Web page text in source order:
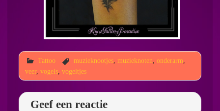
Tattoo muzieknootjes, muzieknoten onderarm
veer, vogels, vogeltjes
Geef een reactie